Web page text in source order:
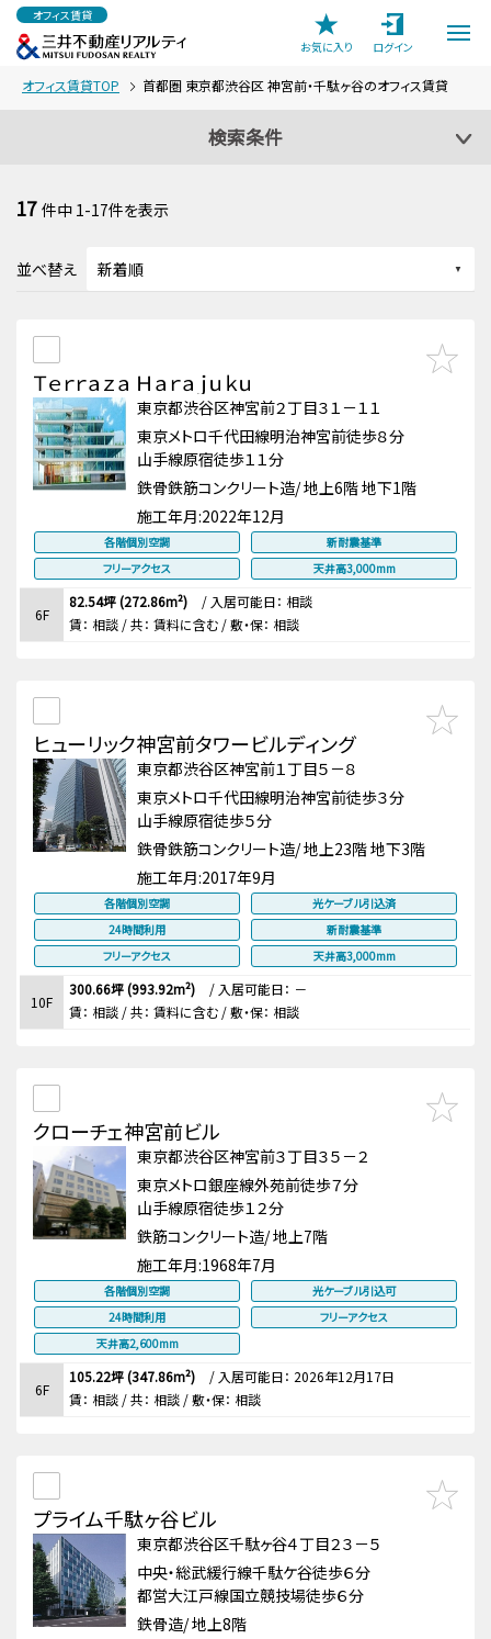
オフィス賃貸
お気に入り
ログイン
オフィス賃貸TOP 首都圏 東京都渋谷区 神宮前・千駄ヶ谷のオフィス賃貸
検索条件
17 件中 1-17件を表示
並べ替え
Ｔｅｒｒａｚａ Ｈａｒａｊｕｋｕ
東京都渋谷区神宮前２丁目３１－１１
東京メトロ千代田線明治神宮前徒歩８分
山手線原宿徒歩１１分
鉄骨鉄筋コンクリート造/ 地上6階 地下1階
施工年月:2022年12月
各階個別空調
新耐震基準
フリーアクセス
天井高3,000mm
6F
82.54坪 (272.86m²) / 入居可能日： 相談
賃： 相談 / 共： 賃料に含む / 敷・保： 相談
ヒューリック神宮前タワービルディング
東京都渋谷区神宮前１丁目５－８
東京メトロ千代田線明治神宮前徒歩３分
山手線原宿徒歩５分
鉄骨鉄筋コンクリート造/ 地上23階 地下3階
施工年月:2017年9月
各階個別空調
光ケーブル引込済
24時間利用
新耐震基準
フリーアクセス
天井高3,000mm
10F
300.66坪 (993.92m²) / 入居可能日： －
賃： 相談 / 共： 賃料に含む / 敷・保： 相談
クローチェ神宮前ビル
東京都渋谷区神宮前３丁目３５－２
東京メトロ銀座線外苑前徒歩７分
山手線原宿徒歩１２分
鉄筋コンクリート造/ 地上7階
施工年月:1968年7月
各階個別空調
光ケーブル引込可
24時間利用
フリーアクセス
天井高2,600mm
6F
105.22坪 (347.86m²) / 入居可能日： 2026年12月17日
賃： 相談 / 共： 相談 / 敷・保： 相談
プライム千駄ヶ谷ビル
東京都渋谷区千駄ヶ谷４丁目２３－５
中央・総武緩行線千駄ケ谷徒歩６分
都営大江戸線国立競技場徒歩６分
鉄骨造/ 地上8階